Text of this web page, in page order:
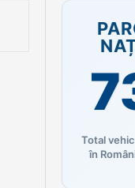
Total
în